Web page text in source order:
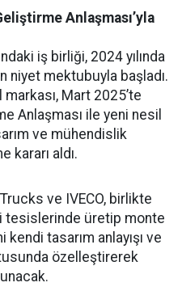
Anlaşması’yla
iş birliği, 2024 yılında
niyet mektubuyla başladı.
Mart 2025’te
Anlaşması ile yeni nesil
ve mühendislik
kararı aldı.
ve IVECO, birlikte
tesislerinde üretip monte
tasarım anlayışı ve
özelleştirerek